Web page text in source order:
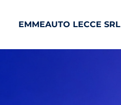
EMMEAUTO LECCE SRL